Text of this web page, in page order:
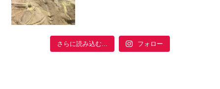
さらに読み込む... フォロー